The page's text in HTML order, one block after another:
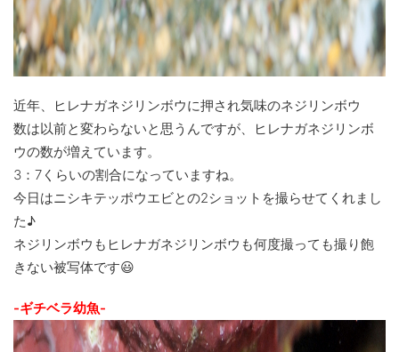
近年、ヒレナガネジリンボウに押され気味のネジリンボウ
数は以前と変わらないと思うんですが、ヒレナガネジリンボ
ウの数が増えています。
3：7くらいの割合になっていますね。
今日はニシキテッポウエビとの2ショットを撮らせてくれまし
た♪
ネジリンボウもヒレナガネジリンボウも何度撮っても撮り飽
きない被写体です😃
-ギチベラ幼魚-